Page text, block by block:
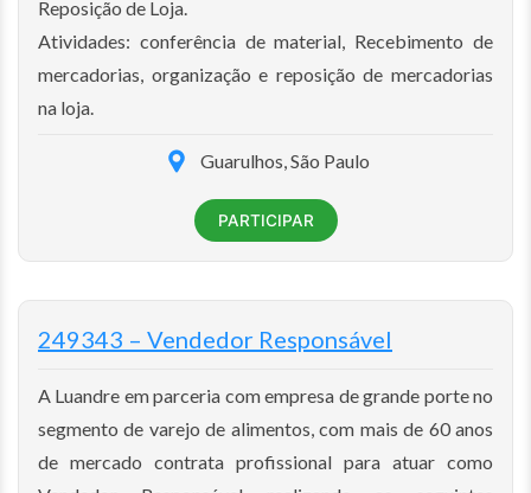
Reposição de Loja.
Atividades: conferência de material, Recebimento de
mercadorias, organização e reposição de mercadorias
na loja.
Guarulhos, São Paulo
PARTICIPAR
249343 – Vendedor Responsável
A Luandre em parceria com empresa de grande porte no
segmento de varejo de alimentos, com mais de 60 anos
de mercado contrata profissional para atuar como